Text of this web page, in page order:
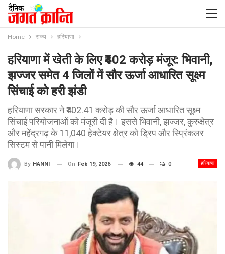
Home राज्य हरियाणा
हरियाणा में खेती के लिए ₹402 करोड़ मंजूर: भिवानी,
झज्जर समेत 4 जिलों में सौर ऊर्जा आधारित सूक्ष्म
सिंचाई को हरी झंडी
हरियाणा सरकार ने ₹402.41 करोड़ की सौर ऊर्जा आधारित सूक्ष्म
सिंचाई परियोजनाओं को मंजूरी दी है। इससे भिवानी, झज्जर, कुरुक्षेत्र
और महेंद्रगढ़ के 11,040 हेक्टेयर क्षेत्र को ड्रिप और स्प्रिंकलर
सिस्टम से पानी मिलेगा।
हरियाणा
By HANNI On Feb 19, 2026 44 0